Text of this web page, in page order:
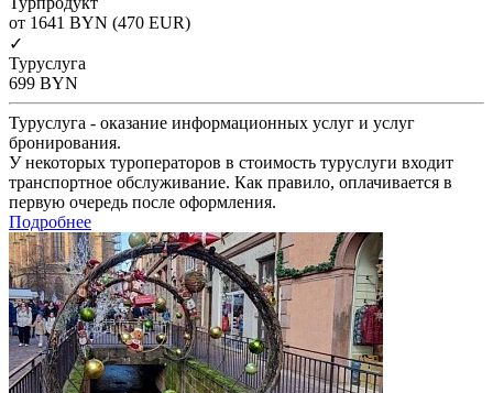
от 1641 BYN (470 EUR)
✓
Туруслуга
699 BYN
Туруслуга - оказание информационных услуг и услуг
бронирования.
У некоторых туроператоров в стоимость туруслуги входит
транспортное обслуживание. Как правило, оплачивается в
первую очередь после оформления.
Подробнее